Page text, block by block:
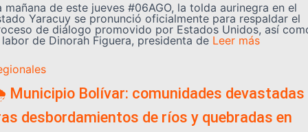
mañana de este jueves #06AGO, la tolda aurinegra en el
Yaracuy se pronunció oficialmente para respaldar el
de diálogo promovido por Estados Unidos, así
de Dinorah Figuera, presidenta de Leer más
Bolívar: comunidades devastadas
desbordamientos de ríos y quebradas en